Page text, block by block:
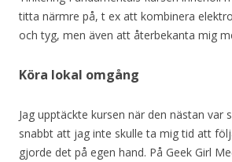
titta närmre på, t ex att kombinera
och tyg, men även att återbekanta mig
Köra lokal omgång
Jag upptäckte kursen när den nästan var
snabbt att jag inte skulle ta mig tid att
gjorde det på egen hand. På Geek Girl